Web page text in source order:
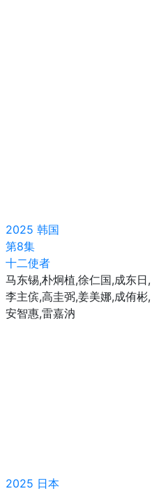
2025 韩国
第8集
十二使者
马东锡,朴炯植,徐仁国,成东日,
李主傧,高圭弼,姜美娜,成侑彬,
安智惠,雷嘉汭
2025 日本